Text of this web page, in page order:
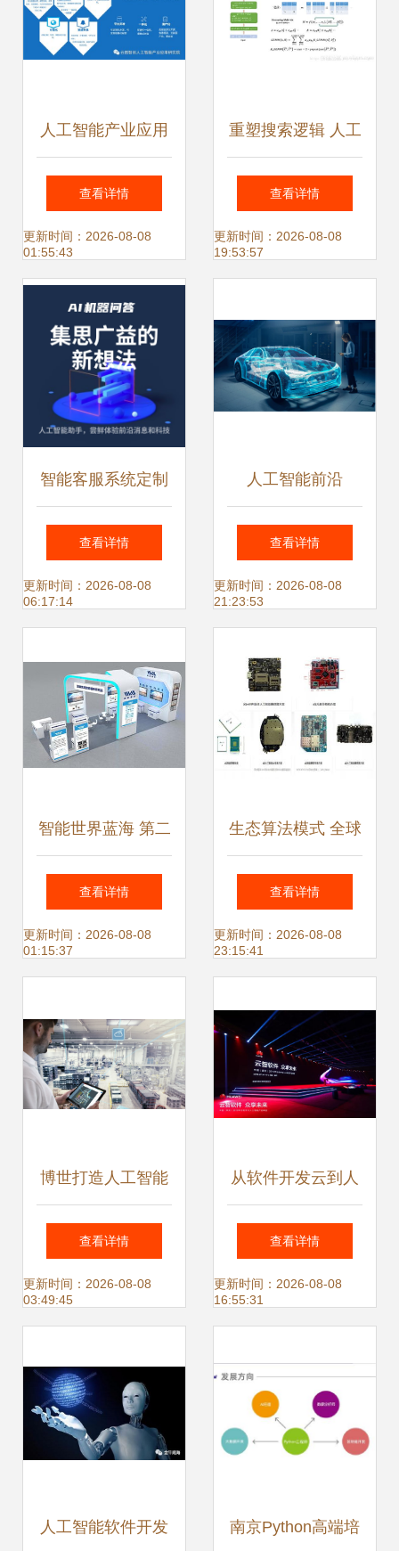
人工智能产业应用
研究院 实验室成果
与应用软件开发的
前沿探索
查看详情
更新时间：2026-08-08
01:55:43
重塑搜索逻辑 人工
智能在搜索中的深
度应用与软件开发
查看详情
更新时间：2026-08-08
19:53:57
智能客服系统定制
开发 打造AI机器人
客服小程序，实现
一站式解决方案
查看详情
更新时间：2026-08-08
06:17:14
人工智能前沿
2025 年影响工程
的顶级趋势与人工
查看详情
更新时间：2026-08-08
21:23:53
智能世界蓝海 第二
届全球人工智能产
品应用博览会展望
开发
查看详情
更新时间：2026-08-08
01:15:37
生态算法模式 全球
领先人工智能应用
软件开发的核心驱
查看详情
更新时间：2026-08-08
23:15:41
博世打造人工智能
环境下的“未来工
厂” 人工智能应用
查看详情
更新时间：2026-08-08
03:49:45
从软件开发云到人
工智能云 数字中国
底座又添新支撑
查看详情
更新时间：2026-08-08
16:55:31
人工智能软件开发 南京Python高端培